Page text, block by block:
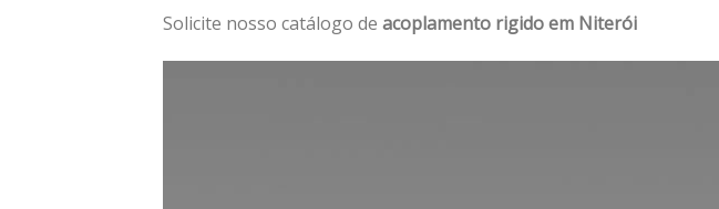
Solicite nosso catálogo de acoplamento rigido em Niterói